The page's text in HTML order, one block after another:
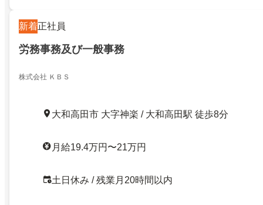
新着正社員
労務事務及び一般事務
株式会社 ＫＢＳ
大和高田市 大字神楽 / 大和高田駅 徒歩8分
月給19.4万円〜21万円
土日休み / 残業月20時間以内